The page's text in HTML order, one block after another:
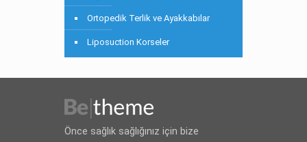
Ortopedik Terlik ve Ayakkabılar
Liposuction Korseler
Önce sağlık sağlığınız için bize